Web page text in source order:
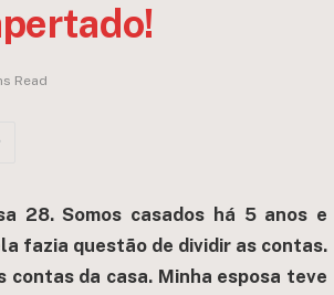
Read
28. Somos casados há 5 anos e
fazia questão de dividir as contas.
contas da casa. Minha esposa teve